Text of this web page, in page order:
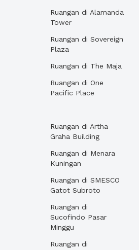
Ruangan di Alamanda
Tower
Ruangan di Sovereign
Plaza
Ruangan di The Maja
Ruangan di One
Pacific Place
Ruangan di Artha
Graha Building
Ruangan di Menara
Kuningan
Ruangan di SMESCO
Gatot Subroto
Ruangan di
Sucofindo Pasar
Minggu
Ruangan di